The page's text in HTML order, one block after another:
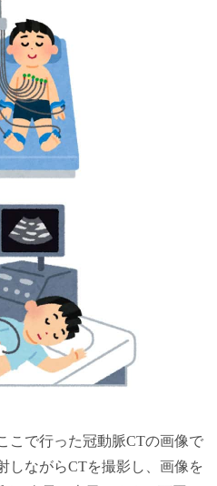
こで行った冠動脈CTの画像で
しながらCTを撮影し、画像を